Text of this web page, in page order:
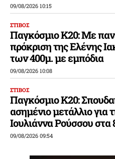
09/08/2026 10:15
ΣΤΙΒΟΣ
Παγκόσμιο Κ20: Με
πρόκριση της Ελένης
των 400μ. με εμπόδια
09/08/2026 10:08
ΣΤΙΒΟΣ
Παγκόσμιο Κ20:
ασημένιο μετάλλιο για
Ιουλιάννα Ρούσσου στα
09/08/2026 09:54